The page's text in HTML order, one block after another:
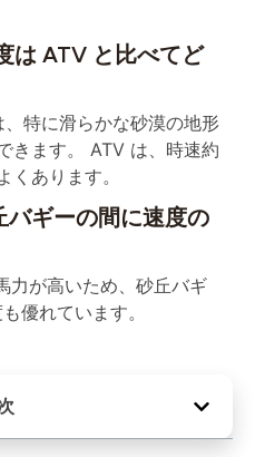
は ATV と比べてど
特に滑らかな砂漠の地形
きます。 ATV は、時速約
あります。
ギーの間に速度の
力が高いため、砂丘バギ
優れています。